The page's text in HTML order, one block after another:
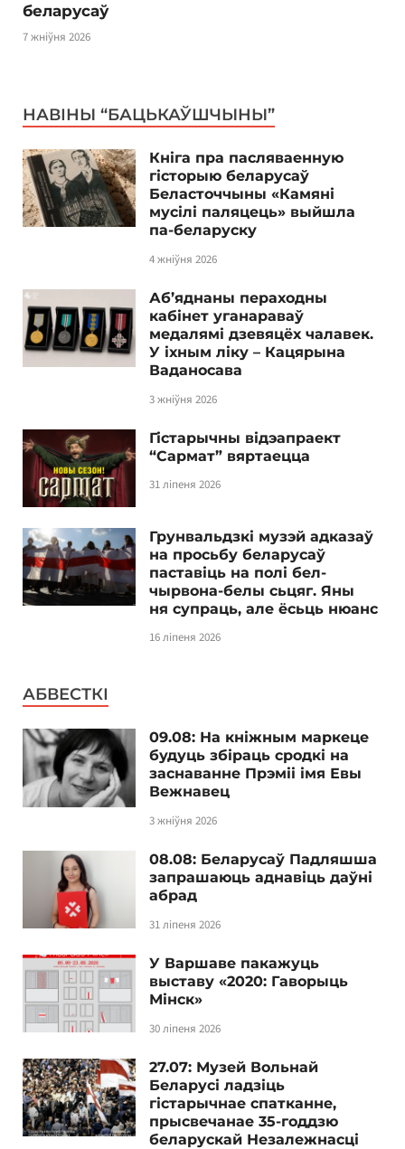
беларусаў
7 жніўня 2026
НАВІНЫ “БАЦЬКАЎШЧЫНЫ”
Кніга пра пасляваенную
гісторыю беларусаў
Беласточчыны «Камяні
мусілі паляцець» выйшла
па-беларуску
4 жніўня 2026
Аб’яднаны пераходны
кабінет уганараваў
медалямі дзевяцёх чалавек.
У іхным ліку – Кацярына
Ваданосава
3 жніўня 2026
Гістарычны відэапраект
“Сармат” вяртаецца
31 ліпеня 2026
Грунвальдзкі музэй адказаў
на просьбу беларусаў
паставіць на полі бел-
чырвона-белы сьцяг. Яны
ня супраць, але ёсьць нюанс
16 ліпеня 2026
АБВЕСТКІ
09.08: На кніжным маркеце
будуць збіраць сродкі на
заснаванне Прэміі імя Евы
Вежнавец
3 жніўня 2026
08.08: Беларусаў Падляшша
запрашаюць аднавіць даўні
абрад
31 ліпеня 2026
У Варшаве пакажуць
выставу «2020: Гаворыць
Мінск»
30 ліпеня 2026
27.07: Музей Вольнай
Беларусі ладзіць
гістарычнае спатканне,
прысвечанае 35-годдзю
беларускай Незалежнасці